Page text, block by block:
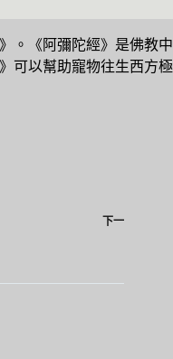
。《阿彌陀經》是佛教中
可以幫助寵物往生西方極
下一